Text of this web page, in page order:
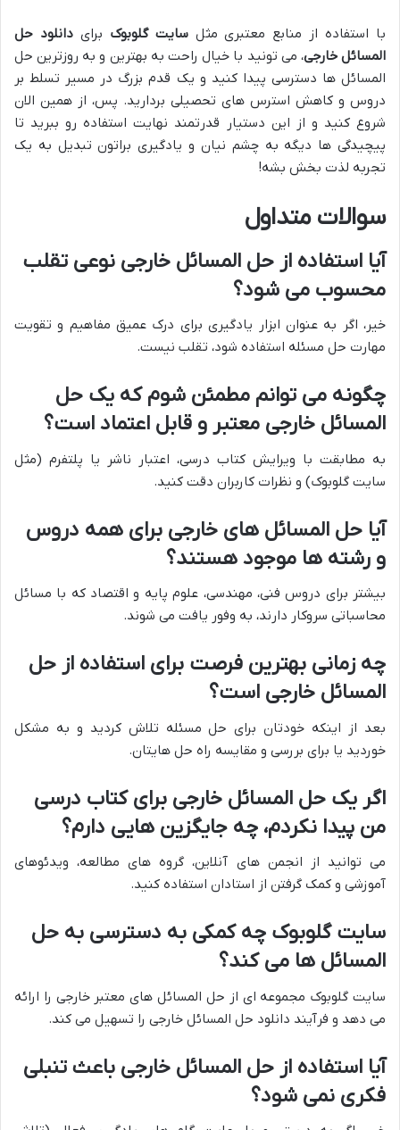
با استفاده از منابع معتبری مثلسایت گلوبوک برایدانلود حل
المسائل خارجی، می تونید با خیال راحت به بهترین و به روزترین حل
المسائل ها دسترسی پیدا کنید و یک قدم بزرگ در مسیر تسلط بر
دروس و کاهش استرس های تحصیلی بردارید. پس، از همین الان
شروع کنید و از این دستیار قدرتمند نهایت استفاده رو ببرید تا
پیچیدگی ها دیگه به چشم نیان و یادگیری براتون تبدیل به یک
تجربه لذت بخش بشه!
سوالات متداول
آیا استفاده از حل المسائل خارجی نوعی تقلب
محسوب می شود؟
خیر، اگر به عنوان ابزار یادگیری برای درک عمیق مفاهیم و تقویت
مهارت حل مسئله استفاده شود، تقلب نیست.
چگونه می توانم مطمئن شوم که یک حل
المسائل خارجی معتبر و قابل اعتماد است؟
به مطابقت با ویرایش کتاب درسی، اعتبار ناشر یا پلتفرم (مثل
سایت گلوبوک) و نظرات کاربران دقت کنید.
آیا حل المسائل های خارجی برای همه دروس
و رشته ها موجود هستند؟
بیشتر برای دروس فنی، مهندسی، علوم پایه و اقتصاد که با مسائل
محاسباتی سروکار دارند، به وفور یافت می شوند.
چه زمانی بهترین فرصت برای استفاده از حل
المسائل خارجی است؟
بعد از اینکه خودتان برای حل مسئله تلاش کردید و به مشکل
خوردید یا برای بررسی و مقایسه راه حل هایتان.
اگر یک حل المسائل خارجی برای کتاب درسی
من پیدا نکردم، چه جایگزین هایی دارم؟
می توانید از انجمن های آنلاین، گروه های مطالعه، ویدئوهای
آموزشی و کمک گرفتن از استادان استفاده کنید.
سایت گلوبوک چه کمکی به دسترسی به حل
المسائل ها می کند؟
سایت گلوبوک مجموعه ای از حل المسائل های معتبر خارجی را ارائه
می دهد و فرآیند دانلود حل المسائل خارجی را تسهیل می کند.
آیا استفاده از حل المسائل خارجی باعث تنبلی
فکری نمی شود؟